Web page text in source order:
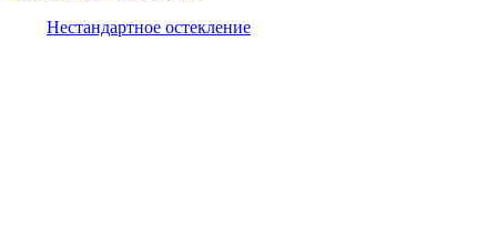
Нестандартное остекление